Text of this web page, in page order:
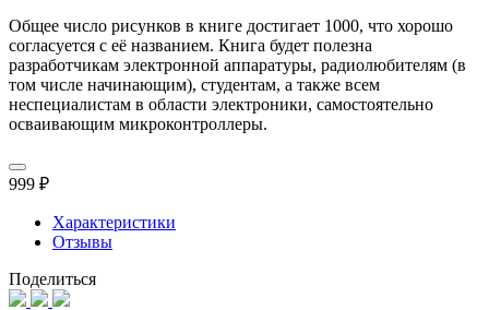
Общее число рисунков в книге достигает 1000, что хорошо
согласуется с её названием. Книга будет полезна
разработчикам электронной аппаратуры, радиолюбителям (в
том числе начинающим), студентам, а также всем
неспециалистам в области электроники, самостоятельно
осваивающим микроконтроллеры.
999 ₽
Характеристики
Отзывы
Поделиться